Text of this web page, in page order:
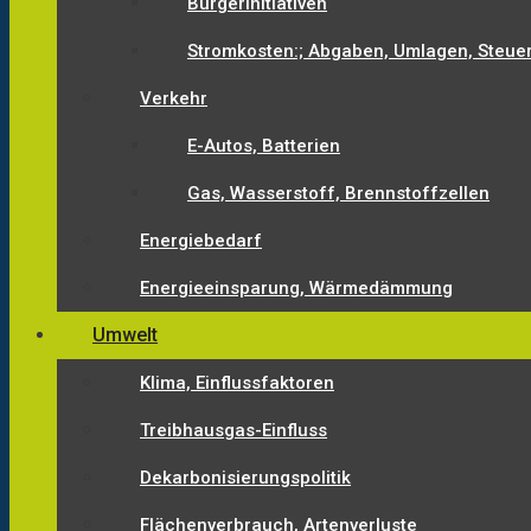
Stromkosten:; Abgaben, Umlagen,
Verkehr
E-Autos, Batterien
Gas, Wasserstoff, Brennstoffzellen
Energiebedarf
Energieeinsparung, Wärmedämmung
Umwelt
Klima, Einflussfaktoren
Treibhausgas-Einfluss
Dekarbonisierungspolitik
Flächenverbrauch, Artenverluste